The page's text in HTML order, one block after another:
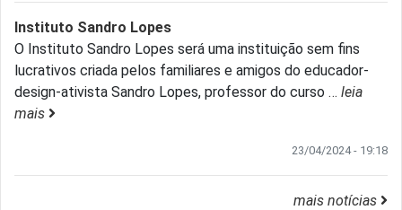
Instituto Sandro Lopes
O Instituto Sandro Lopes será uma instituição sem fins
lucrativos criada pelos familiares e amigos do educador-
design-ativista Sandro Lopes, professor do curso … leia
mais
23/04/2024 - 19:18
mais notícias